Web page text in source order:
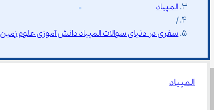
المپیاد
/
سفری در دنیای سوالات المپیاد دانش آموزی علوم زمین
المپیاد